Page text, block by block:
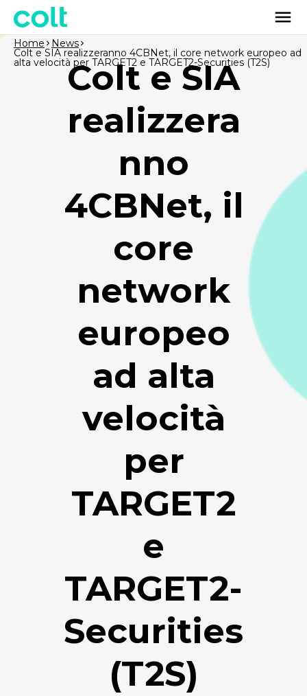
Colt e SIA
realizzera
nno
4CBNet, il
core
network
europeo
ad alta
velocità
per
TARGET2
e
TARGET2-
Securities
(T2S)
Home News
Colt e SIA realizzeranno 4CBNet, il core network europeo ad
alta velocità per TARGET2 e TARGET2-Securities (T2S)